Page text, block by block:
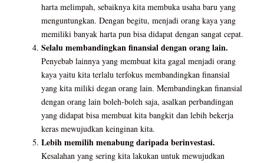
harta melimpah, sebaiknya kita membuka usaha baru yang
menguntungkan. Dengan begitu, menjadi orang kaya yang
memiliki banyak harta pun bisa didapat dengan sangat cepat.
Selalu membandingkan finansial dengan orang lain.
Penyebab lainnya yang membuat kita gagal menjadi orang
kaya yaitu kita terlalu terfokus membandingkan finansial
yang kita miliki degan orang lain. Membandingkan finansial
dengan orang lain boleh-boleh saja, asalkan perbandingan
yang didapat bisa membuat kita bangkit dan lebih bekerja
keras mewujudkan keinginan kita.
Lebih memilih menabung daripada berinvestasi.
Kesalahan yang sering kita lakukan untuk mewujudkan